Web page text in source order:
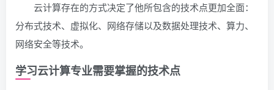
云计算存在的方式决定了他所包含的技术点更加全面：
分布式技术、虚拟化、网络存储以及数据处理技术、算力、
网络安全等技术。
学习云计算专业需要掌握的技术点